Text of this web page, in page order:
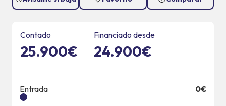
Contado
25.900€
Financiado desde
24.900€
Entrada 0€